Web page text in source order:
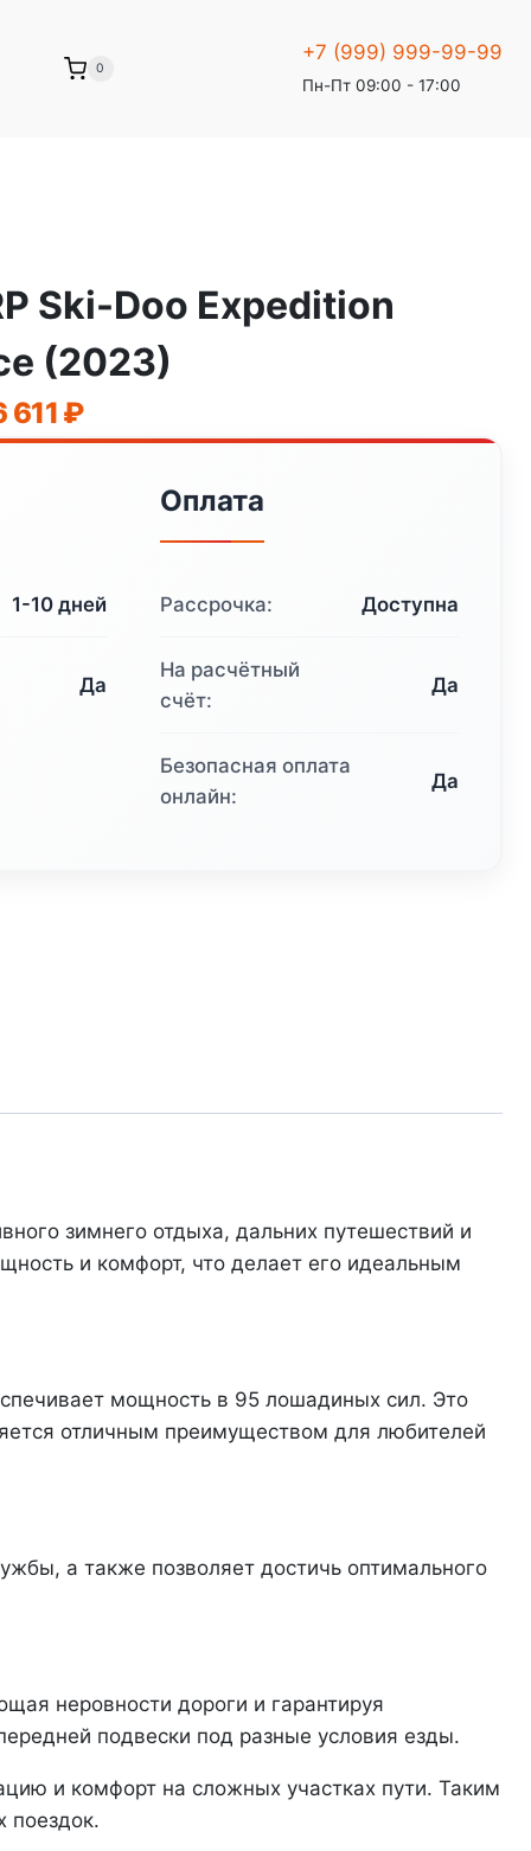
0
+7 (999) 999-99-99
Пн-Пт 09:00 - 17:00
Ski-Doo Expedition
(2023)
611 ₽Текущая
цена:
1-10 дней
Да
Оплата
Рассрочка: Доступна
На расчётный
счёт:
Да
Безопасная оплата
онлайн:
Да
зимнего отдыха, дальних путешествий и
и комфорт, что делает его идеальным
мощность в 95 лошадиных сил. Это
отличным преимуществом для любителей
а также позволяет достичь оптимального
неровности дороги и гарантируя
подвески под разные условия езды.
и комфорт на сложных участках пути. Таким
поездок.